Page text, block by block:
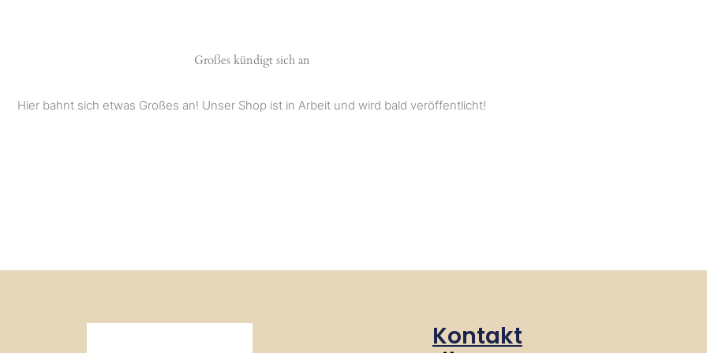
Großes kündigt sich an
Hier bahnt sich etwas Großes an! Unser Shop ist in Arbeit und wird bald veröffentlicht!
Kontakt